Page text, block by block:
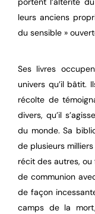
leurs anciens
du sensible »
Ses livres
univers qu’il bâtit.
récolte de
divers, qu’il
du monde. Sa
de plusieurs
récit des autres,
de communion
de façon
camps de la